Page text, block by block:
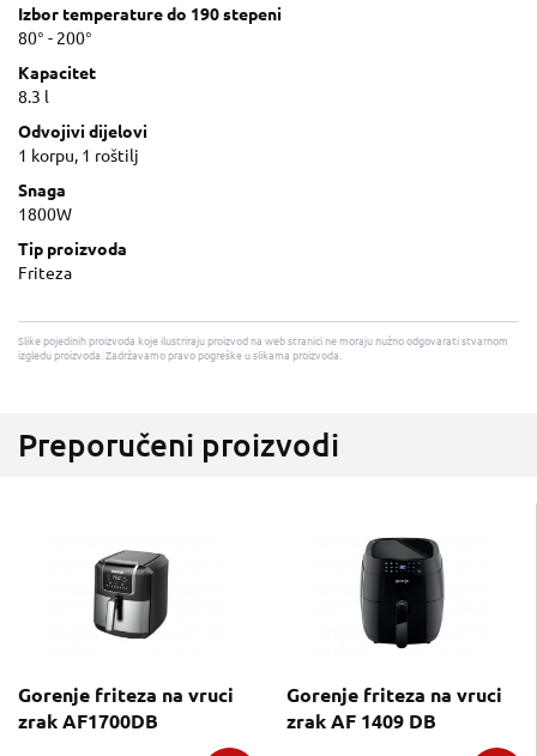
Izbor temperature do 190 stepeni
80° - 200°
Kapacitet
8.3 l
Odvojivi dijelovi
1 korpu, 1 roštilj
Snaga
1800W
Tip proizvoda
Friteza
Slike pojedinih proizvoda koje ilustriraju proizvod na web stranici ne moraju nužno odgovarati stvarnom
izgledu proizvoda. Zadržavamo pravo pogreške u slikama proizvoda.
Preporučeni proizvodi
Gorenje friteza na vruci
zrak AF1700DB
Gorenje friteza na vruci
zrak AF 1409 DB